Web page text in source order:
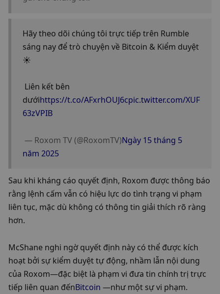
Hãy theo dõi chúng tôi trực tiếp trên Rumble
sáng nay để trò chuyện về Bitcoin & Kiểm duyệt
☀️
dướihttps://t.co/AFxrhOUJ6cpic.twitter.com/XUF
63zVPIB
— Roxom TV (@RoxomTV)Ngày 15 tháng 5
năm 2025
Sau khi kháng cáo quyết định, Roxom được thông báo
rằng lệnh cấm vẫn có hiệu lực do tình trạng vi phạm
liên tục, mặc dù không có thông tin giải thích rõ ràng
hơn.
McShane nghi ngờ quyết định này có thể được kích
hoạt bởi sự kiểm duyệt tự động, nhầm lẫn nội dung
của Roxom—đặc biệt là phạm vi đưa tin chính trị trực
tiếp liên quan đếnBitcoin —như một sự vi phạm.